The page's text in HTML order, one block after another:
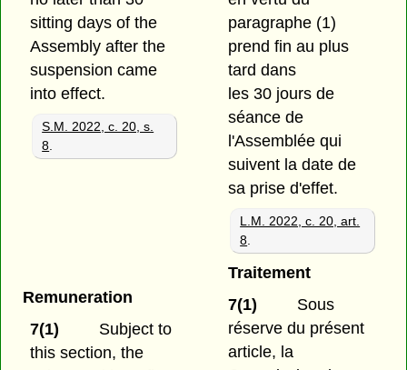
sitting days of the
Assembly after the
suspension came
into effect.
S.M. 2022, c. 20, s.
8
paragraphe (1)
prend fin au plus
tard dans
les 30 jours de
séance de
l'Assemblée qui
suivent la date de
sa prise d'effet.
L.M. 2022, c. 20, art.
8
Remuneration
7(1)
Subject to
this section, the
Traitement
7(1)
Sous
réserve du présent
article, la